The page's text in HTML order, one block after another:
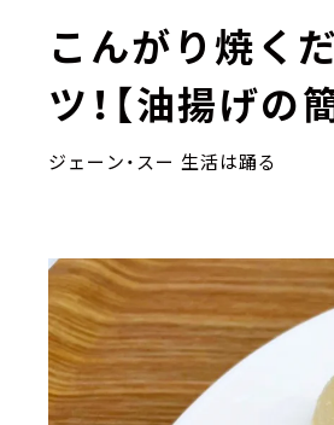
こんがり焼く
ツ！【油揚げの
ジェーン・スー 生活は踊る